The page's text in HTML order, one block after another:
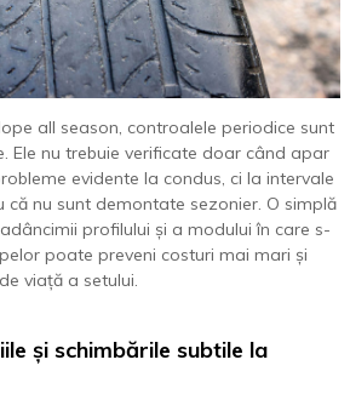
all season, controalele periodice sunt
Ele nu trebuie verificate doar când apar
evidente la condus, ci la intervale
nu sunt demontate sezonier. O simplă
profilului și a modului în care s-
poate preveni costuri mai mari și
viață a setului.
și schimbările subtile la